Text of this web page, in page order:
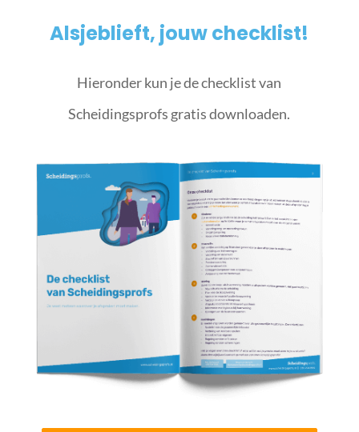
Alsjeblieft, jouw checklist!
Hieronder kun je de checklist van
Scheidingsprofs gratis downloaden.